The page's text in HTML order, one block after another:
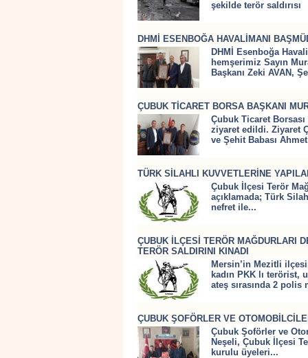
şekilde terör saldırısı
DHMİ ESENBOĞA HAVALİMANI
DHMİ Esenboğa
hemşerimiz Sayın
Başkanı Zeki AVAN,
ÇUBUK TİCARET BORSA BAŞKANI
Çubuk Ticaret
ziyaret edildi. Ziyaret
ve Şehit Babası
TÜRK SİLAHLI KUVVETLERİNE
Çubuk İlçesi Terör
açıklamada; Türk
nefret ile...
ÇUBUK İLÇESİ TERÖR MAĞDURLARI
TERÖR SALDIRINI KINADI
Mersin’in Mezitli
kadın PKK lı terörist,
ateş sırasında 2 polis
ÇUBUK ŞOFÖRLER VE
Çubuk Şoförler ve
Neşeli, Çubuk İlçesi
kurulu üyeleri...